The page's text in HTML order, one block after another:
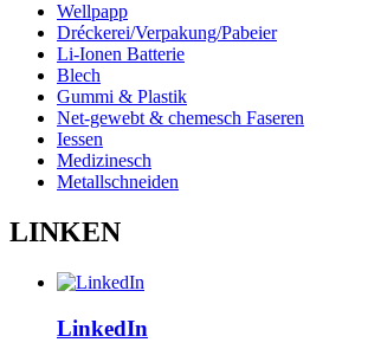
Wellpapp
Dréckerei/Verpakung/Pabeier
Li-Ionen Batterie
Blech
Gummi & Plastik
Net-gewebt & chemesch Faseren
Iessen
Medizinesch
Metallschneiden
LINKEN
LinkedIn